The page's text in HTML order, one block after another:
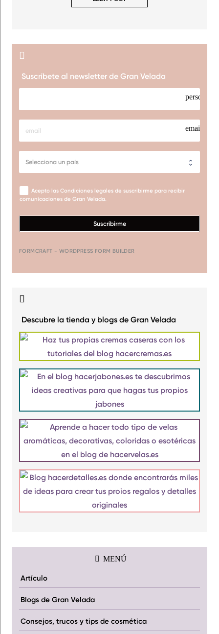
Suscríbete al newsletter de Gran Velada
person
email
Acepto las Condiciones legales de suscribirme para recibir
comunicaciones de Gran Velada.
Suscribirme
FORMCRAFT - WORDPRESS FORM BUILDER
Descubre la tienda y blogs de Gran Velada
MENÚ
Artículo
Blogs de Gran Velada
Consejos, trucos y tips de cosmética